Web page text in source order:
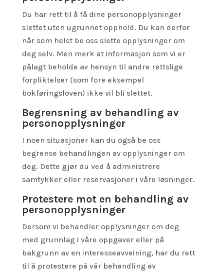
Du har rett til å få dine personopplysninger
slettet uten ugrunnet opphold. Du kan derfor
når som helst be oss slette opplysninger om
deg selv. Men merk at informasjon som vi er
pålagt beholde av hensyn til andre rettslige
forpliktelser (som fore eksempel
bokføringsloven) ikke vil bli slettet.
Begrensning av behandling av
personopplysninger
I noen situasjoner kan du også be oss
begrense behandlingen av opplysninger om
deg. Dette gjør du ved å administrere
samtykker eller reservasjoner i våre løsninger.
Protestere mot en behandling av
personopplysninger
Dersom vi behandler opplysninger om deg
med grunnlag i våre oppgaver eller på
bakgrunn av en interesseavveining, har du rett
til å protestere på vår behandling av